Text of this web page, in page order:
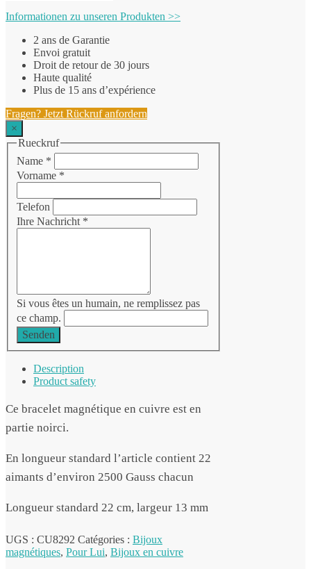
Informationen zu unseren Produkten >>
2 ans de Garantie
Envoi gratuit
Droit de retour de 30 jours
Haute qualité
Plus de 15 ans d’expérience
Fragen? Jetzt Rückruf anfordern
×
Rueckruf
Name *
Vorname *
Telefon
Ihre Nachricht *
Si vous êtes un humain, ne remplissez pas
ce champ.
Senden
Description
Product safety
Ce bracelet magnétique en cuivre est en
partie noirci.
En longueur standard l’article contient 22
aimants d’environ 2500 Gauss chacun
Longueur standard 22 cm, largeur 13 mm
UGS : CU8292 Catégories : Bijoux
magnétiques, Pour Lui, Bijoux en cuivre